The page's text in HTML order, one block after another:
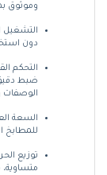
وموثوق
دون
التحكم
ضبط
الوصفات
السعة
للمطابخ
توزيع